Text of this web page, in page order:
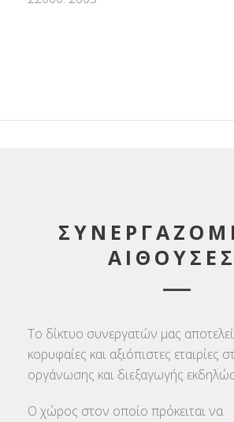
Το δίκτυο συνεργατών μας
κορυφαίες και αξιόπιστες εταιρίες
οργάνωσης και διεξαγωγής
Ο χώρος στον οποίο πρόκειται να